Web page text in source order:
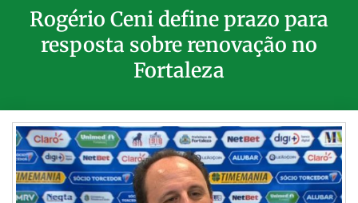
Rogério Ceni define prazo para
resposta sobre renovação no
Fortaleza